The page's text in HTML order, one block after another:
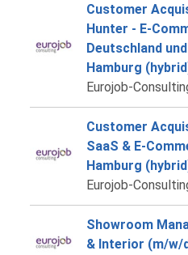
Customer
Hunter - E-
Deutschland
Hamburg
Eurojob-
Customer
SaaS & E-
Hamburg
Eurojob-
Showroom
& Interior (m/w/